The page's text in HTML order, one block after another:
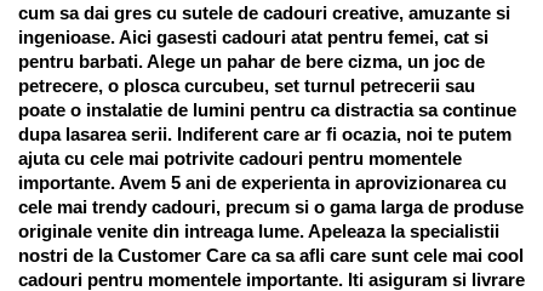
cum sa dai gres cu sutele de cadouri creative, amuzante si
ingenioase. Aici gasesti cadouri atat pentru femei, cat si
pentru barbati. Alege un pahar de bere cizma, un joc de
petrecere, o plosca curcubeu, set turnul petrecerii sau
poate o instalatie de lumini pentru ca distractia sa continue
dupa lasarea serii. Indiferent care ar fi ocazia, noi te putem
ajuta cu cele mai potrivite cadouri pentru momentele
importante. Avem 5 ani de experienta in aprovizionarea cu
cele mai trendy cadouri, precum si o gama larga de produse
originale venite din intreaga lume. Apeleaza la specialistii
nostri de la Customer Care ca sa afli care sunt cele mai cool
cadouri pentru momentele importante. Iti asiguram si livrare